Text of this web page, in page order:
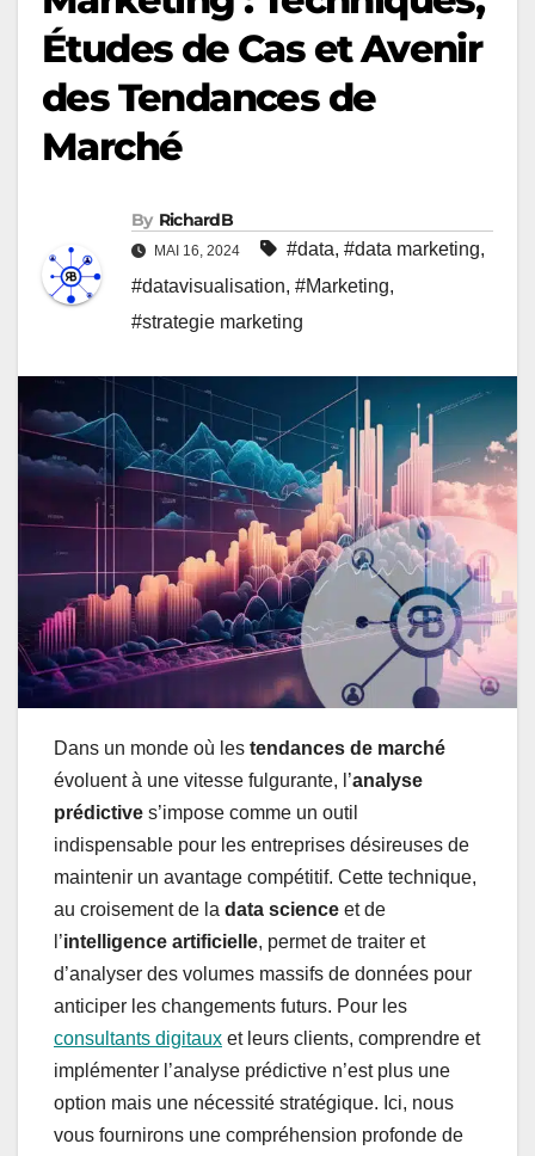
Études de Cas et Avenir
des Tendances de
Marché
By RichardB
MAI 16, 2024 #data, #data marketing,
#datavisualisation, #Marketing,
#strategie marketing
Dans un monde où les tendances de marché
évoluent à une vitesse fulgurante, l’analyse
prédictive s’impose comme un outil
indispensable pour les entreprises désireuses de
maintenir un avantage compétitif. Cette technique,
au croisement de la data science et de
l’intelligence artificielle, permet de traiter et
d’analyser des volumes massifs de données pour
anticiper les changements futurs. Pour les
consultants digitaux et leurs clients, comprendre et
implémenter l’analyse prédictive n’est plus une
option mais une nécessité stratégique. Ici, nous
vous fournirons une compréhension profonde de